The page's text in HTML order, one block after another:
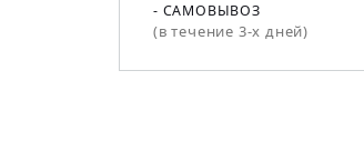
- САМОВЫВОЗ
(в течение 3-х дней)